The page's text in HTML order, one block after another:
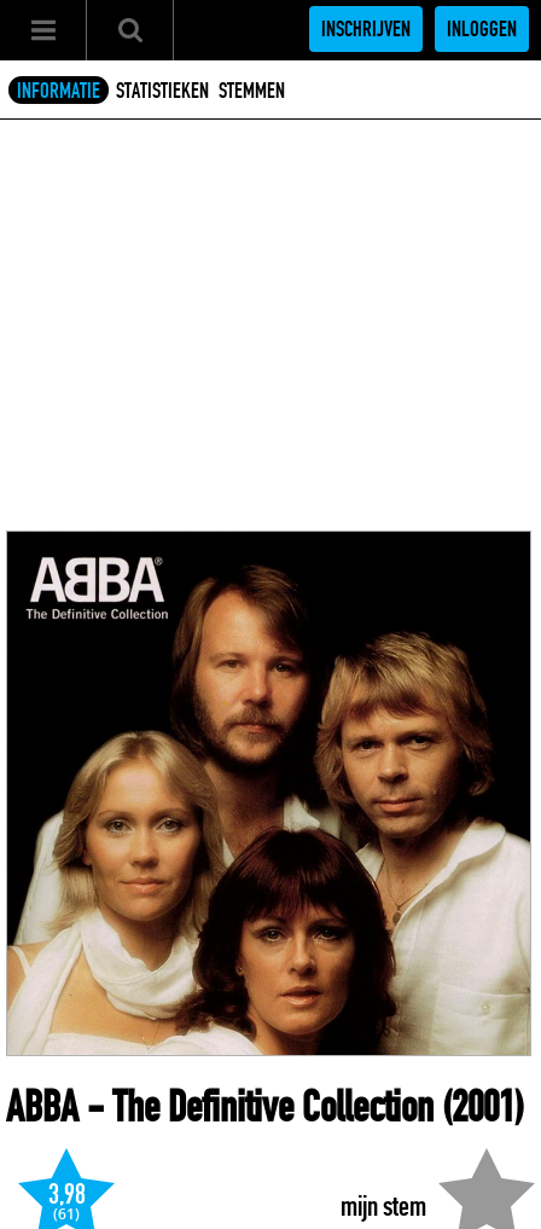
INSCHRIJVEN INLOGGEN
INFORMATIE STATISTIEKEN STEMMEN
ABBA- The Definitive Collection(2001)
mijn stem
3,98
(61)